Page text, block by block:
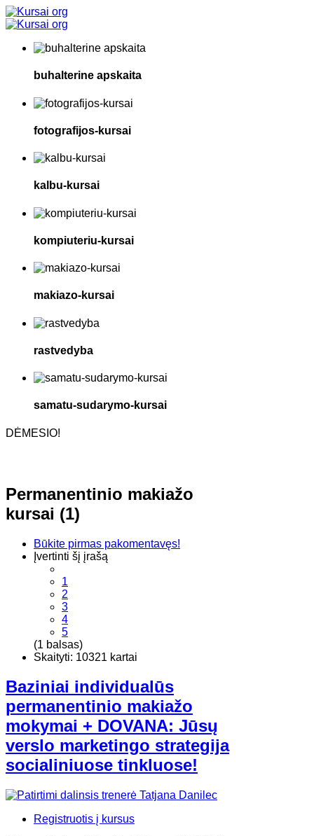
buhalterine apskaita
fotografijos-kursai
kalbu-kursai
kompiuteriu-kursai
makiazo-kursai
rastvedyba
samatu-sudarymo-kursai
DĖMESIO!
Permanentinio makiažo
kursai (1)
Būkite pirmas pakomentavęs!
Įvertinti šį įrašą
1
2
3
4
5
(1 balsas)
Skaityti: 10321 kartai
Baziniai individualūs
permanentinio makiažo
mokymai + DOVANA: Jūsų
verslo marketingo strategija
socialiniuose tinkluose!
Registruotis į kursus